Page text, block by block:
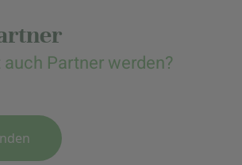
Partner werden?